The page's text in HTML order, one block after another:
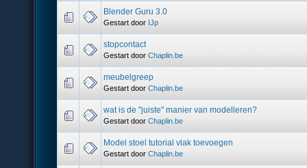
Blender Guru 3.0
Gestart door IJp
stopcontact
Gestart door Chaplin.be
meubelgreep
Gestart door Chaplin.be
wat is de "juiste" manier van modelleren?
Gestart door Chaplin.be
Model stoel tutorial vlak toevoegen
Gestart door Chaplin.be